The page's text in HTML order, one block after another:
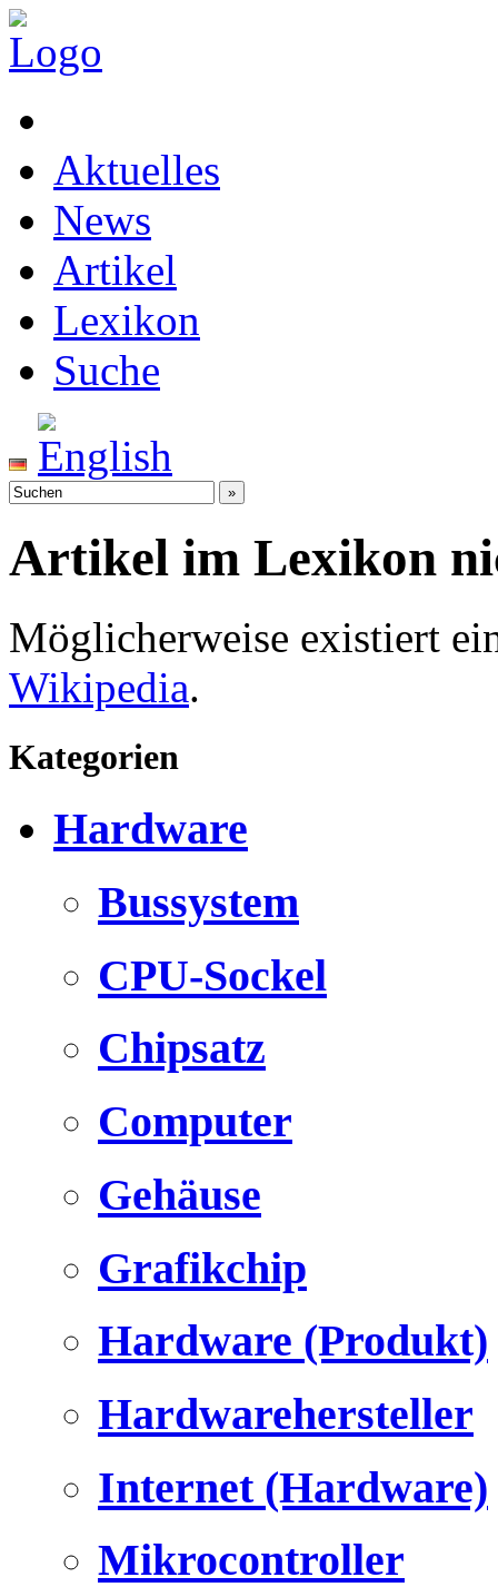
Aktuelles
News
Artikel
Lexikon
Suche
Artikel im Lexikon
Möglicherweise existiert
Wikipedia.
Kategorien
Hardware
Bussystem
CPU-Sockel
Chipsatz
Computer
Gehäuse
Grafikchip
Hardware (Produkt)
Hardwarehersteller
Internet (Hardware)
Mikrocontroller